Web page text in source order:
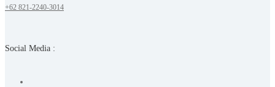
+62 821-2240-3014
Social Media :